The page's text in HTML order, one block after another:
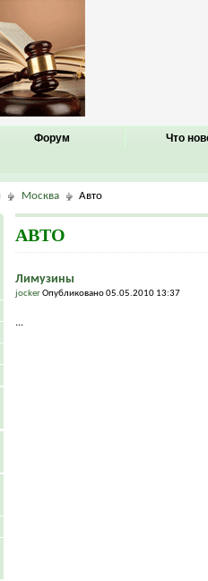
Форум Что
Москва Авто
АВТО
Лимузины
jockerОпубликовано 05.05.2010 13:37
...